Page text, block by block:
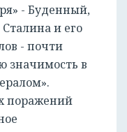
- Буденный,
и его
- почти
значимость в
поражений